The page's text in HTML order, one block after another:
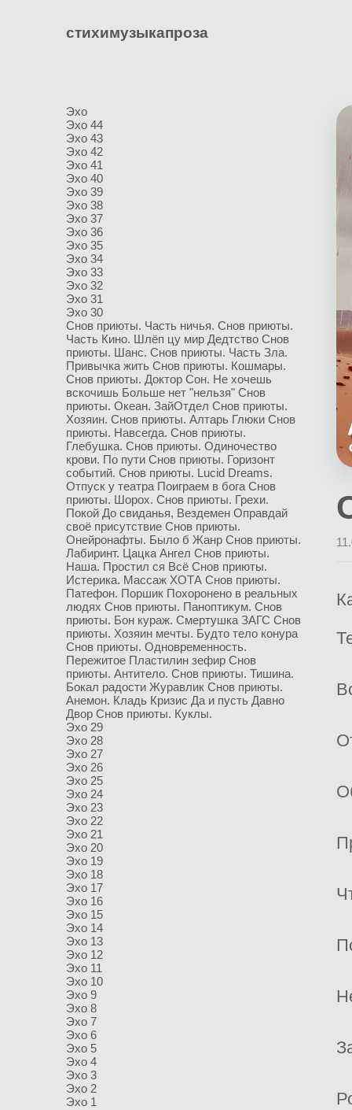
стихимузыкапроза
Эхо
Эхо 44
Эхо 43
Эхо 42
Эхо 41
Эхо 40
Эхо 39
Эхо 38
Эхо 37
Эхо 36
Эхо 35
Эхо 34
Эхо 33
Эхо 32
Эхо 31
Эхо 30
Снов приюты. Часть ничья. Снов приюты.
Часть Кино. Шлёп цу мир Дедтство Снов
приюты. Шанс. Снов приюты. Часть Зла.
Привычка жить Снов приюты. Кошмары.
Снов приюты. Доктор Сон. Не хочешь
вскочишь Больше нет "нельзя" Снов
приюты. Океан. ЗайОтдел Снов приюты.
Хозяин. Снов приюты. Алтарь Глюки Снов
приюты. Навсегда. Снов приюты.
Глебушка. Снов приюты. Одиночество
крови. По пути Снов приюты. Горизонт
событий. Снов приюты. Lucid Dreams.
Отпуск у театра Поиграем в бога Снов
приюты. Шорох. Снов приюты. Грехи.
Покой До свиданья, Вездемен Оправдай
своё присутствие Снов приюты.
Онейронафты. Было б Жанр Снов приюты.
Лабиринт. Цацка Ангел Снов приюты.
Наша. Простил ся Всё Снов приюты.
Истерика. Массаж ХОТА Снов приюты.
Патефон. Поршик Похоронено в реальных
людях Снов приюты. Паноптикум. Снов
приюты. Бон кураж. Смертушка ЗАГС Снов
приюты. Хозяин мечты. Будто тело конура
Снов приюты. Одновременность.
Пережитое Пластилин зефир Снов
приюты. Антитело. Снов приюты. Тишина.
Бокал радости Журавлик Снов приюты.
Анемон. Кладь Кризис Да и пусть Давно
Двор Снов приюты. Куклы.
Эхо 29
Эхо 28
Эхо 27
Эхо 26
Эхо 25
Эхо 24
Эхо 23
Эхо 22
Эхо 21
Эхо 20
Эхо 19
Эхо 18
Эхо 17
Эхо 16
Эхо 15
Эхо 14
Эхо 13
Эхо 12
Эхо 11
Эхо 10
Эхо 9
Эхо 8
Эхо 7
Эхо 6
Эхо 5
Эхо 4
Эхо 3
Эхо 2
Эхо 1